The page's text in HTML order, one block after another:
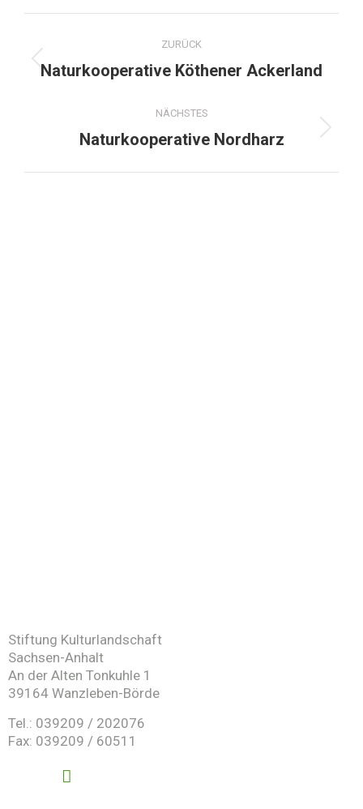
ZURÜCK
Naturkooperative Köthener Ackerland
NÄCHSTES
Naturkooperative Nordharz
Stiftung Kulturlandschaft
Sachsen-Anhalt
An der Alten Tonkuhle 1
39164 Wanzleben-Börde
Tel.: 039209 / 202076
Fax: 039209 / 60511